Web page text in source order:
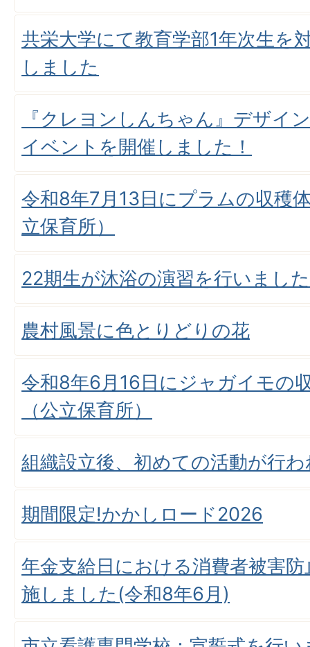
共栄大学にて教育学部1年次生を
しました
『クレヨンしんちゃん』デザイ
イベントを開催しました！
令和8年7月13日にプラムの収穫
立保育所）
22期生が沐浴の演習を行いました
農村風景に色とりどりの花
令和8年6月16日にジャガイモの
（公立保育所）
組織設立後、初めての活動が行
期間限定!かかしロード2026
年金支給日における消費者被害
施しました(令和8年6月)